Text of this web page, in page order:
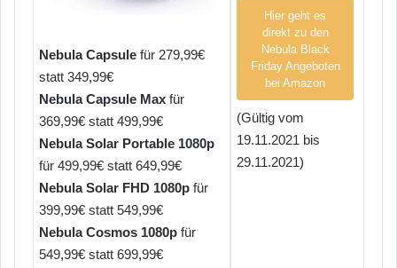
Nebula Capsule für 279,99€
statt 349,99€
Nebula Capsule Max für
369,99€ statt 499,99€
Nebula Solar Portable 1080p
für 499,99€ statt 649,99€
Nebula Solar FHD 1080p für
399,99€ statt 549,99€
Nebula Cosmos 1080p für
549,99€ statt 699,99€
Hier geht es
direkt zu den
Nebula Black
Friday Angeboten
bei Amazon
(Gültig vom
19.11.2021 bis
29.11.2021)